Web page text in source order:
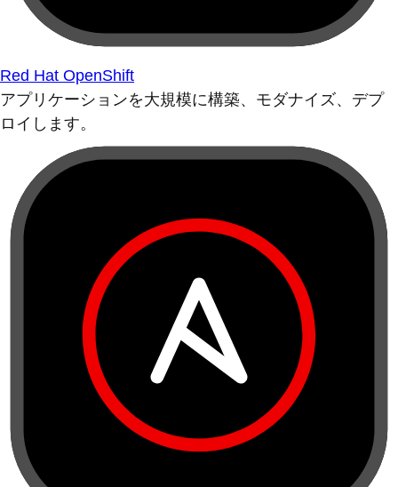
Red Hat OpenShift
アプリケーションを大規模に構築、モダナイズ、デプ
ロイします。